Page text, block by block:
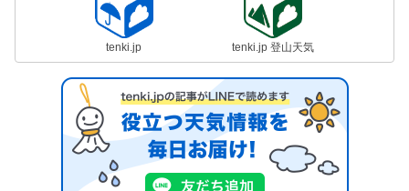
tenki.jp tenki.jp 登山天気